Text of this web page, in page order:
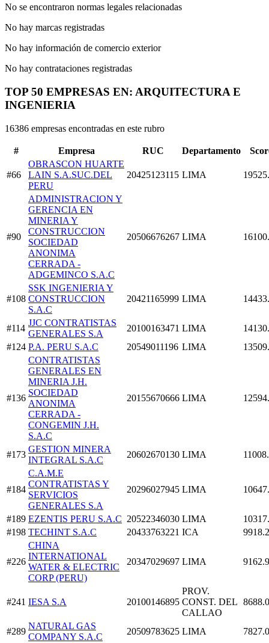
No se encontraron normas legales relacionadas
No hay marcas registradas
No hay información de comercio exterior
No hay contrataciones registradas
TOP 50 EMPRESAS EN: ARQUITECTURA E
INGENIERIA
16386 empresas encontradas en este rubro
# Empresa RUC Departamento
#66
OBRASCON HUARTE
LAIN S.A.SUC.DEL
PERU
20425123115 LIMA
#90
ADMINISTRACION Y
GERENCIA EN
MINERIA Y
CONSTRUCCION
SOCIEDAD
ANONIMA
CERRADA -
ADGEMINCO S.A.C
20506676267 LIMA
#108
SSK INGENIERIA Y
CONSTRUCCION
S.A.C
20421165999 LIMA
#114
JJC CONTRATISTAS
GENERALES S.A
20100163471 LIMA
#124 P.A. PERU S.A.C 20549011196 LIMA
#136
CONTRATISTAS
GENERALES EN
MINERIA J.H.
SOCIEDAD
ANONIMA
CERRADA -
CONGEMIN J.H.
S.A.C
20155670666 LIMA
#173
GESTION MINERA
INTEGRAL S.A.C
20602670130 LIMA
#184
C.A.M.E
CONTRATISTAS Y
SERVICIOS
GENERALES S.A
20296027945 LIMA
#189 EZENTIS PERU S.A.C 20522346030 LIMA
#198 TECHINT S.A.C 20433763221 ICA
#226
CHINA
INTERNATIONAL
WATER & ELECTRIC
CORP (PERU)
20347029697 LIMA
#241 IESA S.A 20100146895
PROV.
CONST. DEL
CALLAO
#289
NATURAL GAS
COMPANY S.A.C
20509783625 LIMA